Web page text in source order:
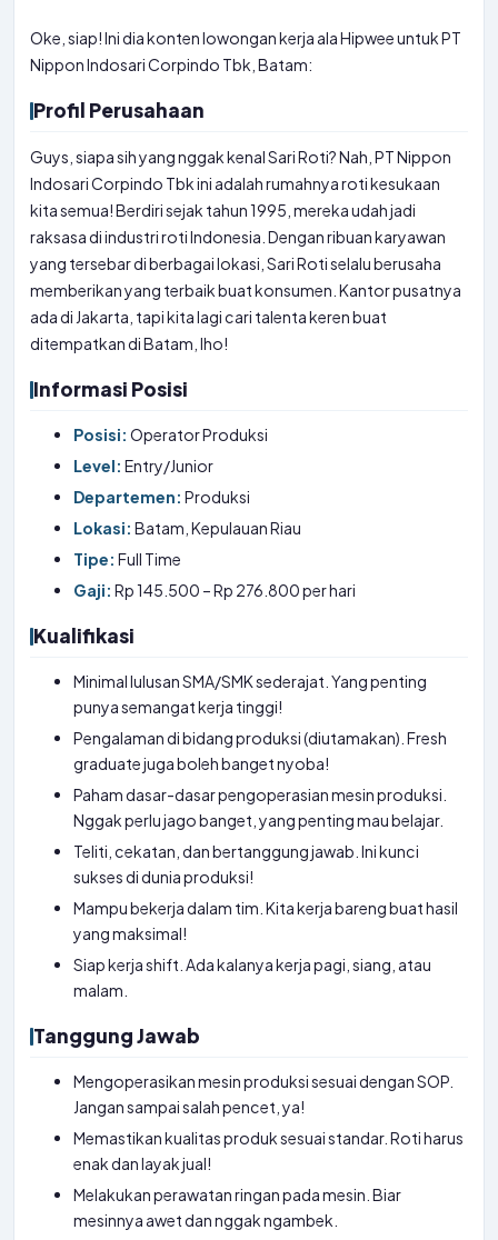
Oke, siap! Ini dia konten lowongan kerja ala Hipwee untuk PT
Nippon Indosari Corpindo Tbk, Batam:
Profil Perusahaan
Guys, siapa sih yang nggak kenal Sari Roti? Nah, PT Nippon
Indosari Corpindo Tbk ini adalah rumahnya roti kesukaan
kita semua! Berdiri sejak tahun 1995, mereka udah jadi
raksasa di industri roti Indonesia. Dengan ribuan karyawan
yang tersebar di berbagai lokasi, Sari Roti selalu berusaha
memberikan yang terbaik buat konsumen. Kantor pusatnya
ada di Jakarta, tapi kita lagi cari talenta keren buat
ditempatkan di Batam, lho!
Informasi Posisi
Posisi: Operator Produksi
Level: Entry/Junior
Departemen: Produksi
Lokasi: Batam, Kepulauan Riau
Tipe: Full Time
Gaji: Rp 145.500 – Rp 276.800 per hari
Kualifikasi
Minimal lulusan SMA/SMK sederajat. Yang penting
punya semangat kerja tinggi!
Pengalaman di bidang produksi (diutamakan). Fresh
graduate juga boleh banget nyoba!
Paham dasar-dasar pengoperasian mesin produksi.
Nggak perlu jago banget, yang penting mau belajar.
Teliti, cekatan, dan bertanggung jawab. Ini kunci
sukses di dunia produksi!
Mampu bekerja dalam tim. Kita kerja bareng buat hasil
yang maksimal!
Siap kerja shift. Ada kalanya kerja pagi, siang, atau
malam.
Tanggung Jawab
Mengoperasikan mesin produksi sesuai dengan SOP.
Jangan sampai salah pencet, ya!
Memastikan kualitas produk sesuai standar. Roti harus
enak dan layak jual!
Melakukan perawatan ringan pada mesin. Biar
mesinnya awet dan nggak ngambek.